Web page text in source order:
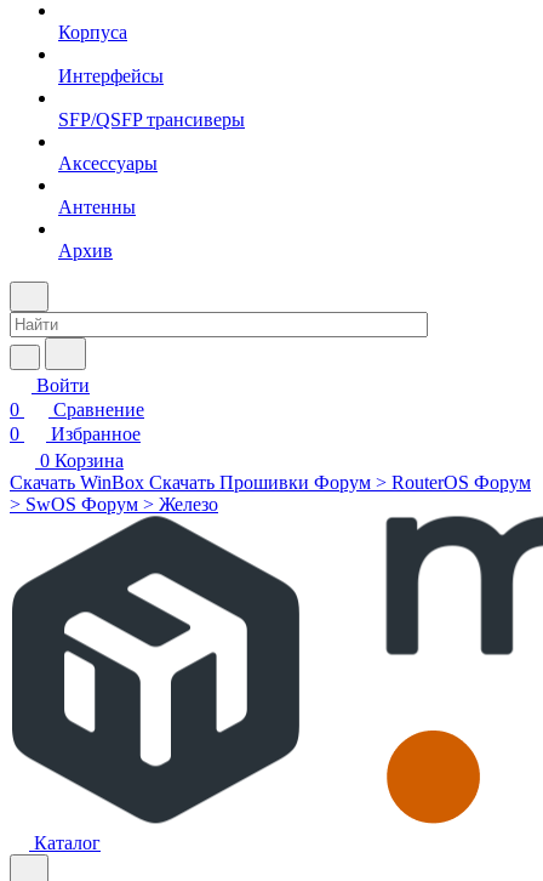
Корпуса
Интерфейсы
SFP/QSFP трансиверы
Аксессуары
Антенны
Архив
Войти
0
Сравнение
0
Избранное
0 Корзина
Скачать WinBox Скачать Прошивки Форум > RouterOS Форум
> SwOS Форум > Железо
Каталог